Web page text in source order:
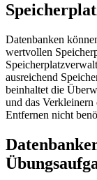
Datenbanken
wertvollen
ausreichend
beinhaltet die
und das
Entfernen nicht